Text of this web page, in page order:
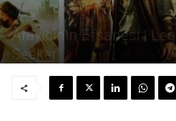
Sinema-Dizi
Arayıcının Efsanesi |
Seeker